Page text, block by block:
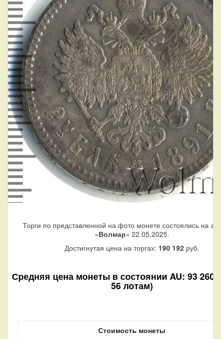
Торги по представленной на фото монете состоялись на
«Волмар» 22.05.2025.
Достигнутая цена на торгах: 190 192руб.
Средняя цена монеты в состоянии AU: 93 260
56 лотам)
Стоимость монеты